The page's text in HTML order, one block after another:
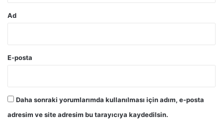
Ad
E-posta
Daha sonraki yorumlarımda kullanılması için adım, e-posta
adresim ve site adresim bu tarayıcıya kaydedilsin.